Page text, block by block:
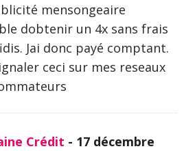
mensongeaire
dobtenir un 4x sans frais
Jai donc payé comptant.
ceci sur mes reseaux
Crédit - 17 décembre